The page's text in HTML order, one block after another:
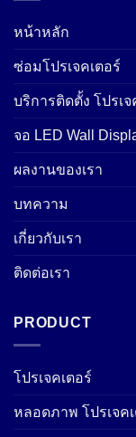
หน้าหลัก
ซ่อมโปรเจคเตอร์
บริการติดตั้ง โปรเจ
จอ LED Wall
ผลงานของเรา
บทความ
เกี่ยวกับเรา
ติดต่อเรา
PRODUCT
โปรเจคเตอร์
หลอดภาพ โปรเจค